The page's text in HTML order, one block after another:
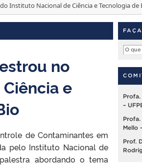
Instituto Nacional de Ciência e Tecnologia de
no
e
de Contaminantes em
pelo Instituto Nacional de
abordando o tema
Profa.
–
Profa.
Mello
Prof.